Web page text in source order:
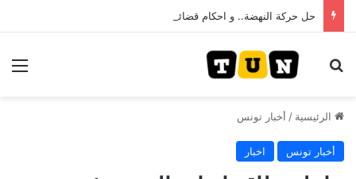
بحث عن
الرئيسية / أخبار تونس
أخبار تونس اخبار